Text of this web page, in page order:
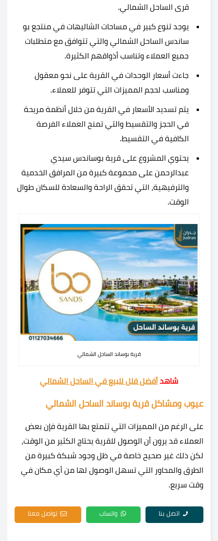
قرى الساحل الشمالي.
يوجد تنوع كبير في مساحات الشاليهات في منتجع بو
ساندس الساحل الشمالي والتي تتوافق مع متطلبات
جميع العملاء وتناسب أذواقهم الكثيرة.
جاءت أسعار الوحدات في القرية على نحو معقول
ومناسب لحجم المميزات التي تتوفر للعملاء.
يتم تسديد الأسعار في القرية من خلال أنظمة مريحة
في الحجز والتقسيط والتي تمنح العملاء الفرصة
الكافية في التقسيط.
يحتوي المشروع على قرية بوساندس سيدي
عبدالرحمن على مجموعة كبيرة من المرافق الخدمية
والترفيهية، التي تحقق الراحة والسعادة للسكان طوال
الوقت.
قرية بوساند الساحل الشمالي
شاهد أفضل فلل للبيع في الساحل الشمالي
عيوب ومشاكل قرية بوساند الساحل الشمالي
على الرغم من المميزات التي تتمتع بها القرية فإن بعض
العملاء قد يرون أن الوصول للقرية يحتاج الكثير من الوقت،
لكن ذلك غير صحيح خاصة في ظل وجود شبكة كبيرة من
الطرق والمحاور التي تسهل الوصول لها من أي مكان في
وقت سريع.
اتصل بنا واتساب تواصل معنا